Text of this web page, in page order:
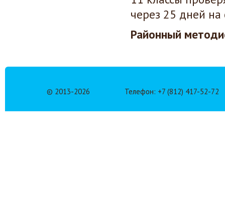
через 25 дней
Районный
© 2013-2026 Телефон: +7 (812) 417-52-72